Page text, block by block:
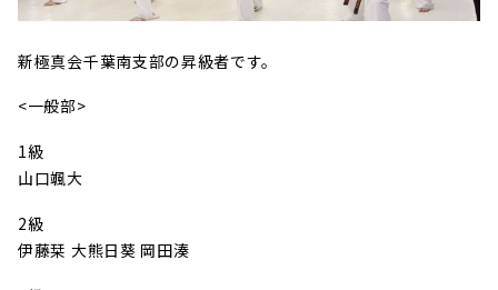
新極真会千葉南支部の昇級者です。
<一般部>
1級
山口颯大
2級
伊藤栞 大熊日葵 岡田湊